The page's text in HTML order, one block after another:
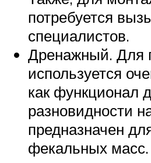
потребуется
специалистов.
Дренажный. Для
используется
как функционал
разновидности
предназначен
фекальных